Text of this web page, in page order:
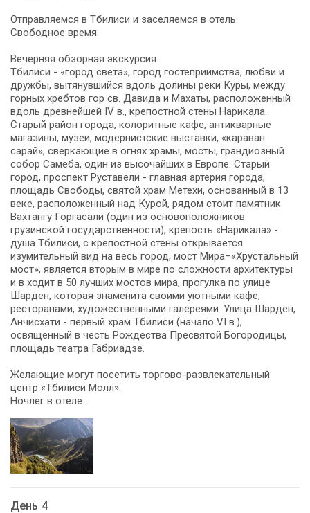
Отправляемся в Тбилиси и заселяемся в отель.
Свободное время.
Вечерняя обзорная экскурсия.
Тбилиси - «город света», город гостеприимства, любви и
дружбы, вытянувшийся вдоль долины реки Куры, между
горных хребтов гор св. Давида и Махаты, расположенный
вдоль древнейшей IV в., крепостной стены Нарикала.
Старый район города, колоритные кафе, антикварные
магазины, музеи, модернистские выставки, «караван
сарай», сверкающие в огнях храмы, мосты, грандиозный
собор Самеба, один из высочайших в Европе. Старый
город, проспект Руставели - главная артерия города,
площадь Свободы, святой храм Метехи, основанный в 13
веке, расположенный над Курой, рядом стоит памятник
Вахтангу Горгасали (один из основоположников
грузинской государственности), крепость «Нарикала» -
душа Тбилиси, с крепостной стены открывается
изумительный вид на весь город, мост Мира–«Хрустальный
мост», является вторым в мире по сложности архитектуры
и в ходит в 50 лучших мостов мира, прогулка по улице
Шарден, которая знаменита своими уютными кафе,
ресторанами, художественными галереями. Улица Шарден,
Анчисхати - первый храм Тбилиси (начало VI в.),
освященный в честь Рождества Пресвятой Богородицы,
площадь театра Габриадзе.
Желающие могут посетить торгово-развлекательный
центр «Тбилиси Молл».
Ночлег в отеле.
День 4